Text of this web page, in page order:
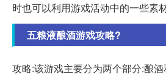
时也可以利用游戏活动中的一些素
五粮液酿酒游戏攻略?
攻略:该游戏主要分为两个部分:酿